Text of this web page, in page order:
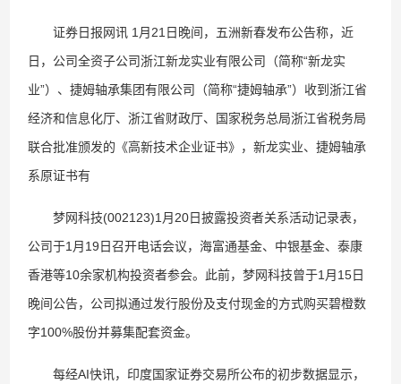
证券日报网讯 1月21日晚间，五洲新春发布公告称，近
日，公司全资子公司浙江新龙实业有限公司（简称“新龙实
业”）、捷姆轴承集团有限公司（简称“捷姆轴承”）收到浙江省
经济和信息化厅、浙江省财政厅、国家税务总局浙江省税务局
联合批准颁发的《高新技术企业证书》，新龙实业、捷姆轴承
系原证书有
梦网科技(002123)1月20日披露投资者关系活动记录表，
公司于1月19日召开电话会议，海富通基金、中银基金、泰康
香港等10余家机构投资者参会。此前，梦网科技曾于1月15日
晚间公告，公司拟通过发行股份及支付现金的方式购买碧橙数
字100%股份并募集配套资金。
每经AI快讯，印度国家证券交易所公布的初步数据显示，